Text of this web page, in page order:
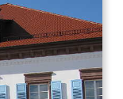
passer et à
la vente.